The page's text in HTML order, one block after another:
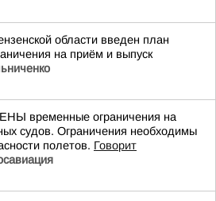
области введен план
на приём и выпуск
временные ограничения на
судов. Ограничения необходимы
полетов. Говорит